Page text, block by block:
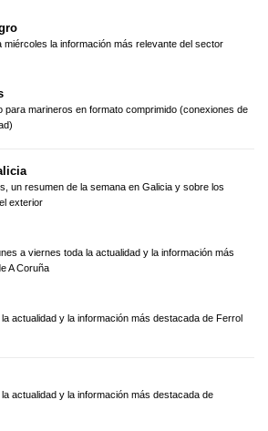
miércoles la información más relevante del sector
para marineros en formato comprimido (conexiones de
un resumen de la semana en Galicia y sobre los
exterior
a viernes toda la actualidad y la información más
A Coruña
actualidad y la información más destacada de Ferrol
actualidad y la información más destacada de